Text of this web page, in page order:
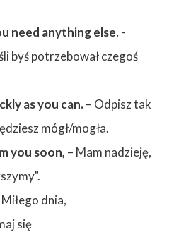
need anything else.-
byś potrzebował czegoś
as you can.– Odpisz tak
mógł/mogła.
you soon, – Mam nadzieję,
Miłego dnia,
się